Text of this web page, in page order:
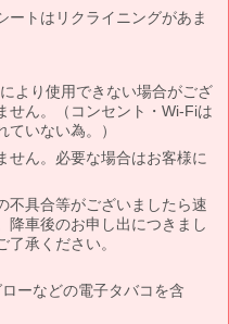
ートはリクライニングがあま
より使用できない場合がござ
せん。（コンセント・Wi-Fiは
いない為。）
せん。必要な場合はお客様に
不具合等がございましたら速
降車後のお申し出につきまし
承ください。
ーなどの電子タバコを含